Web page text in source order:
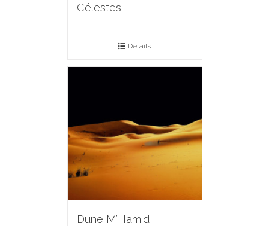
Célestes
Details
Dune M’Hamid